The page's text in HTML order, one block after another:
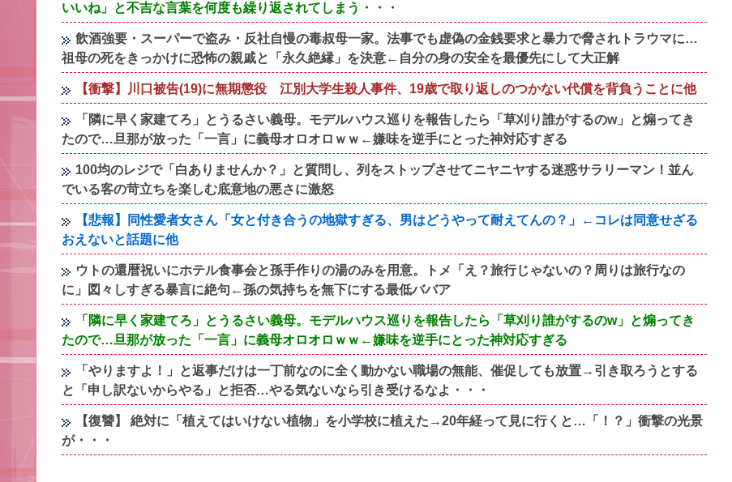
いいね」と不吉な言葉を何度も繰り返されてしまう・・・
飲酒強要・スーパーで盗み・反社自慢の毒叔母一家。法事でも虚偽の金銭要求と暴力で脅されトラウマに…
祖母の死をきっかけに恐怖の親戚と「永久絶縁」を決意←自分の身の安全を最優先にして大正解
【衝撃】川口被告(19)に無期懲役 江別大学生殺人事件、19歳で取り返しのつかない代償を背負うことに他
「隣に早く家建てろ」とうるさい義母。モデルハウス巡りを報告したら「草刈り誰がするのw」と煽ってき
たので…旦那が放った「一言」に義母オロオロｗｗ←嫌味を逆手にとった神対応すぎる
100均のレジで「白ありませんか？」と質問し、列をストップさせてニヤニヤする迷惑サラリーマン！並ん
でいる客の苛立ちを楽しむ底意地の悪さに激怒
【悲報】同性愛者女さん「女と付き合うの地獄すぎる、男はどうやって耐えてんの？」←コレは同意せざる
おえないと話題に他
ウトの還暦祝いにホテル食事会と孫手作りの湯のみを用意。トメ「え？旅行じゃないの？周りは旅行なの
に」図々しすぎる暴言に絶句←孫の気持ちを無下にする最低ババア
「隣に早く家建てろ」とうるさい義母。モデルハウス巡りを報告したら「草刈り誰がするのw」と煽ってき
たので…旦那が放った「一言」に義母オロオロｗｗ←嫌味を逆手にとった神対応すぎる
「やりますよ！」と返事だけは一丁前なのに全く動かない職場の無能、催促しても放置→引き取ろうとする
と「申し訳ないからやる」と拒否…やる気ないなら引き受けるなよ・・・
【復讐】 絶対に「植えてはいけない植物」を小学校に植えた→20年経って見に行くと…「！？」衝撃の光景
が・・・